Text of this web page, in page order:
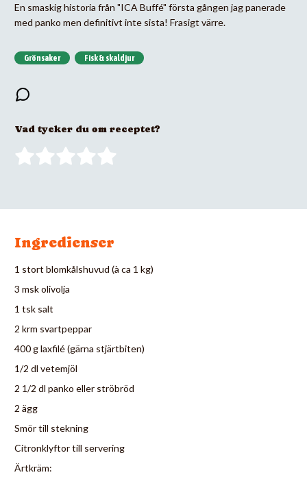
En smaskig historia från "ICA Buffé" första gången jag panerade
med panko men definitivt inte sista! Frasigt värre.
Grönsaker Fisk & skaldjur
Vad tycker du om receptet?
Ingredienser
1 stort blomkålshuvud (à ca 1 kg)
3 msk olivolja
1 tsk salt
2 krm svartpeppar
400 g laxfilé (gärna stjärtbiten)
1/2 dl vetemjöl
2 1/2 dl panko eller ströbröd
2 ägg
Smör till stekning
Citronklyftor till servering
Ärtkräm: